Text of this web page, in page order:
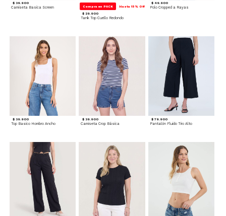
$ 39.900
Camiseta Basica Screen Compra en PACK Hasta 15% Off
$ 29.900
Tank Top Cuello Redondo
$ 49.900
Polo Cropped a Rayas
$ 39.900
Top Basico Hombro Ancho
$ 39.900
Camiseta Crop Básica
$ 79.900
Pantalón Fluido Tiro Alto